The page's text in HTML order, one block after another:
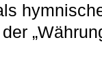
der